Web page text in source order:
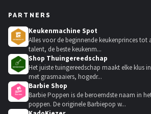
PARTNERS
Keukenmachine Spot
Alles voor de beginnende keukenprinces tot
talent, de beste keukenm...
Shop Thuingereedschap
Het juiste tuingereedschap maakt elke klus
met grasmaaiers, hogedr...
Barbie Shop
Barbie Poppen is de beroemdste naam in
poppen. De originele Barbiepop w...